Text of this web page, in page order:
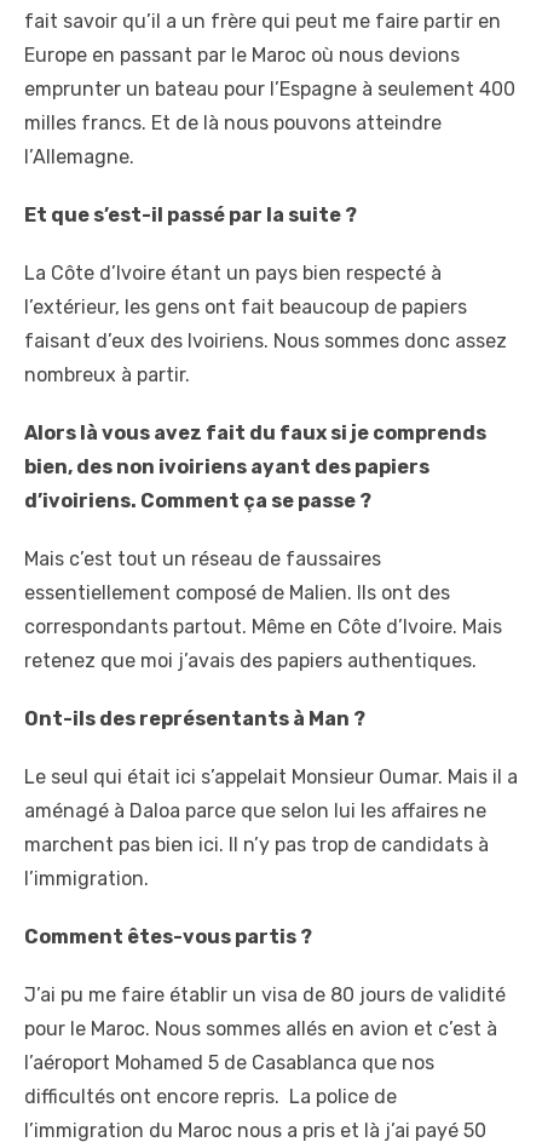
fait savoir qu’il a un frère qui peut me faire partir en
Europe en passant par le Maroc où nous devions
emprunter un bateau pour l’Espagne à seulement 400
milles francs. Et de là nous pouvons atteindre
l’Allemagne.
Et que s’est-il passé par la suite ?
La Côte d’Ivoire étant un pays bien respecté à
l’extérieur, les gens ont fait beaucoup de papiers
faisant d’eux des Ivoiriens. Nous sommes donc assez
nombreux à partir.
Alors là vous avez fait du faux si je comprends
bien, des non ivoiriens ayant des papiers
d’ivoiriens. Comment ça se passe ?
Mais c’est tout un réseau de faussaires
essentiellement composé de Malien. Ils ont des
correspondants partout. Même en Côte d’Ivoire. Mais
retenez que moi j’avais des papiers authentiques.
Ont-ils des représentants à Man ?
Le seul qui était ici s’appelait Monsieur Oumar. Mais il a
aménagé à Daloa parce que selon lui les affaires ne
marchent pas bien ici. Il n’y pas trop de candidats à
l’immigration.
Comment êtes-vous partis ?
J’ai pu me faire établir un visa de 80 jours de validité
pour le Maroc. Nous sommes allés en avion et c’est à
l’aéroport Mohamed 5 de Casablanca que nos
difficultés ont encore repris. La police de
l’immigration du Maroc nous a pris et là j’ai payé 50